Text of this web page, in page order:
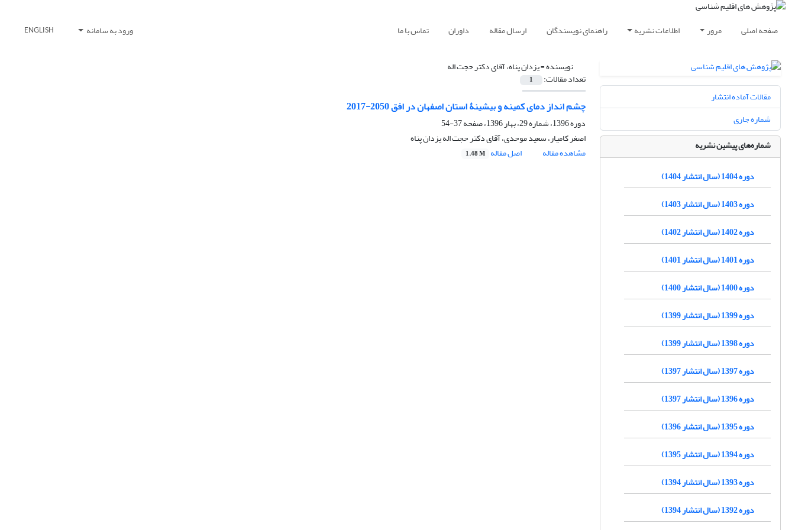
صفحه اصلی مرور اطلاعات نشریه راهنمای نویسندگان ارسال مقاله داوران تماس با ما ورود به سامانه ENGLISH
نویسنده =یزدان پناه، آقای دکتر حجت اله
تعداد مقالات: 1
چشم انداز دمای کمینه و بیشینۀ استان اصفهان در افق 2050-2017
دوره 1396، شماره 29، بهار 1396، صفحه
37-54
اصغر کامیار، سعید موحدی، آقای دکتر حجت اله یزدان پناه
مشاهده مقاله
اصل مقاله 1.48 M
مقالات آماده انتشار
شماره جاری
شماره‌های پیشین نشریه
دوره 1404 (سال انتشار 1404)
دوره 1403 (سال انتشار 1403)
دوره 1402 (سال انتشار 1402)
دوره 1401 (سال انتشار 1401)
دوره 1400 (سال انتشار 1400)
دوره 1399 (سال انتشار 1399)
دوره 1398 (سال انتشار 1399)
دوره 1397 (سال انتشار 1397)
دوره 1396 (سال انتشار 1397)
دوره 1395 (سال انتشار 1396)
دوره 1394 (سال انتشار 1395)
دوره 1393 (سال انتشار 1394)
دوره 1392 (سال انتشار 1394)